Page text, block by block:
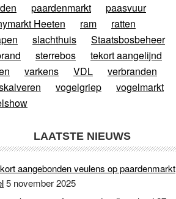
paardenmarkt
paasvuur
Heeten
ram
ratten
slachthuis
Staatsbosbeheer
sterrebos
tekort aangelijnd
varkens VDL
verbranden
vogelgriep
vogelmarkt
LAATSTE NIEUWS
aangebonden veulens op paardenmarkt
5 november 2025